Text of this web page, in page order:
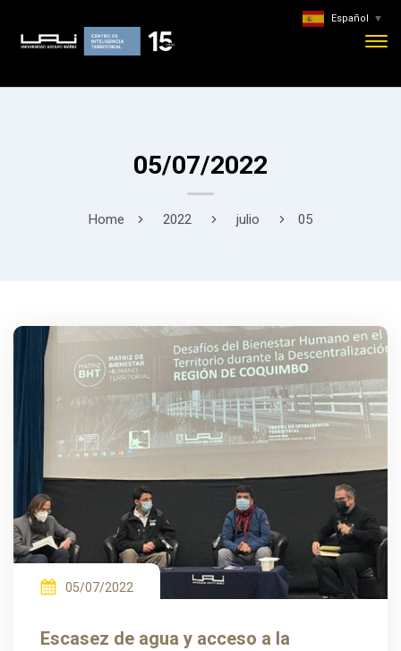
05/07/2022
Home 2022 julio 05
05/07/2022
Escasez de agua y acceso a la
Español ▼